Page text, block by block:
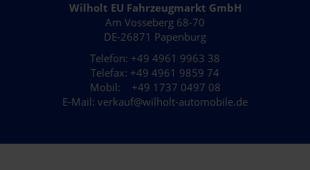
Wilholt EU Fahrzeugmarkt GmbH
Am Vosseberg 68-70
DE-26871 Papenburg
Telefon: +49 4961 9963 38
Telefax: +49 4961 9859 74
Mobil: +49 1737 0497 08
E-Mail: verkauf@wilholt-automobile.de